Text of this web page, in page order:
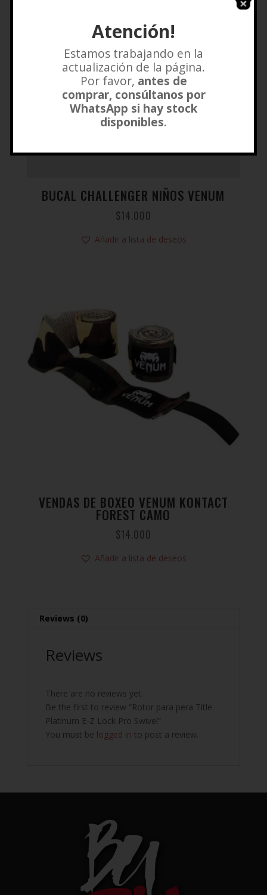
BUCAL CHALLENGER NIÑOS VENUM
$14.000
Añadir a lista de deseos
VENDAS DE BOXEO VENUM KONTACT
FOREST CAMO
$14.000
Añadir a lista de deseos
Reviews (0)
Reviews
There are no reviews yet.
Be the first to review “Rotor para pera Title
Platinum E-Z Lock Pro Swivel”
You must be logged in to post a review.
Atención!
Estamos trabajando en la
actualización de la página.
Por favor, antes de
comprar, consúltanos por
WhatsApp si hay stock
disponibles.